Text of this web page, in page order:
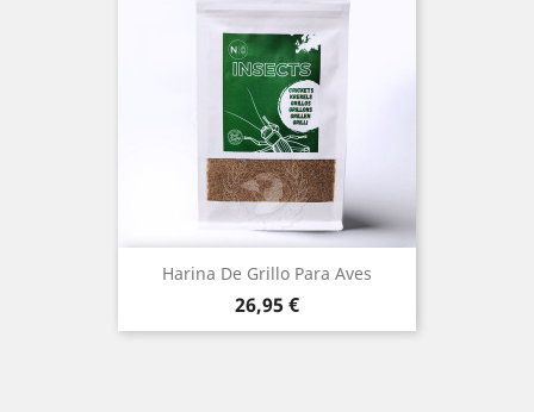
Harina De Grillo Para Aves
Precio
26,95 €